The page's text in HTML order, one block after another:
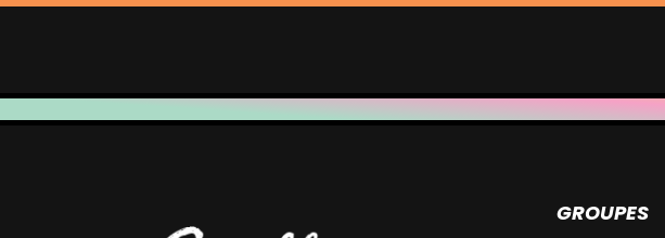
GROUPES